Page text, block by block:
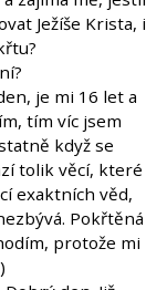
Ježíše Krista, i
je mi 16 let a
tím víc jsem
když se
tolik věcí, které
exaktních věd,
Pokřtěná
protože mi